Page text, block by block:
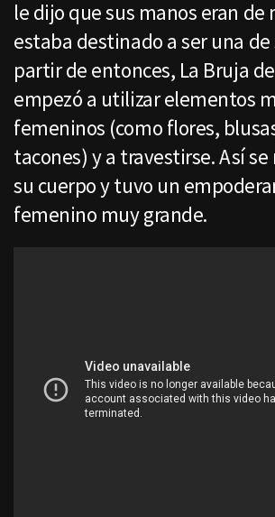
le dijo que sus manos eran de
estaba destinado a ser una de
partir de entonces, La Bruja
empezó a utilizar elementos
femeninos (como flores,
tacones) y a travestirse. Así
su cuerpo y tuvo un
femenino muy grande.